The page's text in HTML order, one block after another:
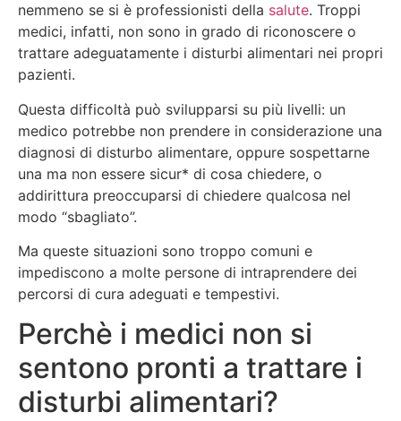
nemmeno se si è professionisti della salute. Troppi
medici, infatti, non sono in grado di riconoscere o
trattare adeguatamente i disturbi alimentari nei propri
pazienti.
Questa difficoltà può svilupparsi su più livelli: un
medico potrebbe non prendere in considerazione una
diagnosi di disturbo alimentare, oppure sospettarne
una ma non essere sicur* di cosa chiedere, o
addirittura preoccuparsi di chiedere qualcosa nel
modo “sbagliato”.
Ma queste situazioni sono troppo comuni e
impediscono a molte persone di intraprendere dei
percorsi di cura adeguati e tempestivi.
Perchè i medici non si
sentono pronti a trattare i
disturbi alimentari?